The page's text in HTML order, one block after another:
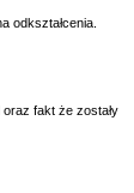
odkształcenia.
fakt że zostały